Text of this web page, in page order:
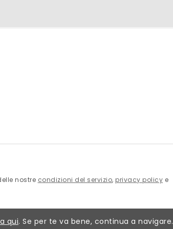
nostre condizioni del servizio, privacy policy e
qui. Se per te va bene, continua a navigare.